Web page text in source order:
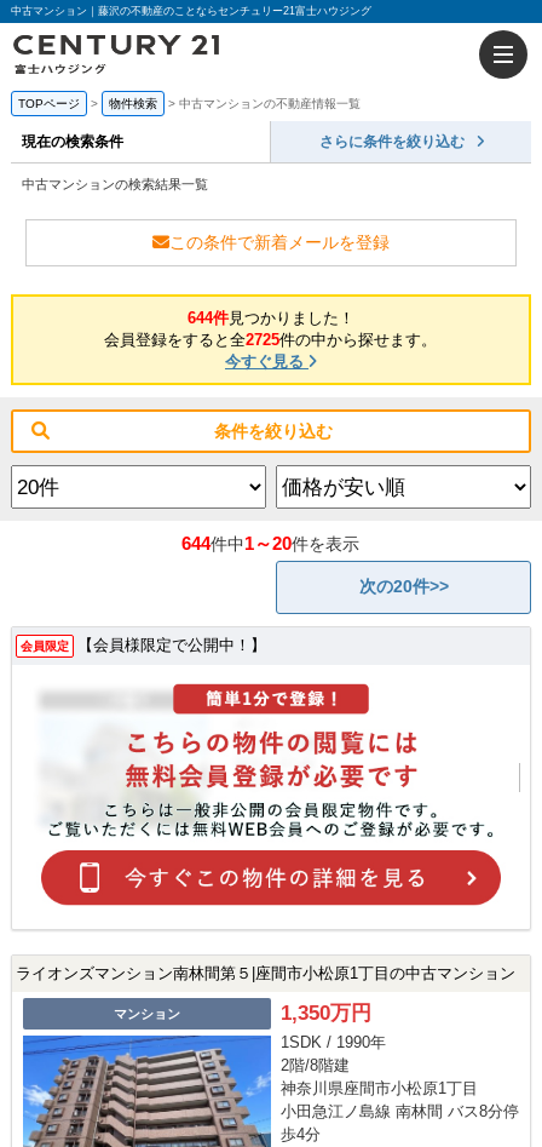
中古マンション｜藤沢の不動産のことならセンチュリー21富士ハウジング
TOPページ 物件検索 中古マンションの不動産情報一覧
現在の検索条件 さらに条件を絞り込む
中古マンションの検索結果一覧
この条件で新着メールを登録
644件見つかりました！
会員登録をすると全2725件の中から探せます。
今すぐ見る
条件を絞り込む
644件中1～20件を表示
次の20件>>
会員限定 【会員様限定で公開中！】
ライオンズマンション南林間第５|座間市小松原1丁目の中古マンション
マンション 1,350万円
1SDK / 1990年
2階/8階建
神奈川県座間市小松原1丁目
小田急江ノ島線 南林間 バス8分停
歩4分